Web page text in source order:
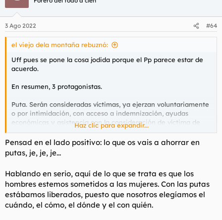
3 Ago 2022 #64
el viejo dela montaña rebuznó:
Uff pues se pone la cosa jodida porque el Pp parece estar de
acuerdo.
En resumen, 3 protagonistas.
Puta. Serán consideradas víctimas, ya ejerzan voluntariamente
o por intimidación, con acceso a indemnización, ayudas
económicas y asistencia con la consideración de víctima de
violencia sexual.
Cliente. Se come multas de 12 a 24 meses, la cantidad por día
está por fijar, pero va a ser de dejarte seco, muy altas.
"Beneficiario". Aquí han ampliado tanto que entra el chulo, el
dueño de prostíbulo, barra americana, local y piso donde se
ejerza y cualquiera que promueva el ejercicio de la actividad
sexual de otra para su beneficio.
*Dueño de piso me imagino que se refiere al estilo castañón.
Haz clic para expandir...
Pensad en el lado positivo: lo que os vais a ahorrar en
putas, je, je, je...
Hablando en serio, aquí de lo que se trata es que los
hombres estemos sometidos a las mujeres. Con las putas
estábamos liberados, puesto que nosotros elegíamos el
cuándo, el cómo, el dónde y el con quién.